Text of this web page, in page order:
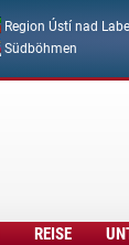
Region Ústí nad
Südböhmen
REISE